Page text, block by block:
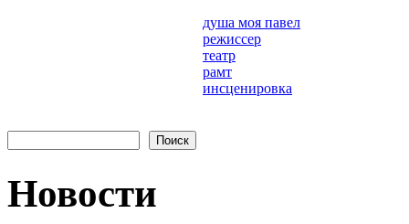
душа моя павел
режиссер
театр
рамт
инсценировка
Форма поиска
Новости